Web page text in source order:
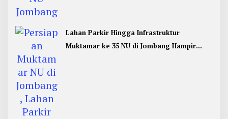
Lahan Parkir Hingga Infrastruktur
Muktamar ke 35 NU di Jombang Hampir